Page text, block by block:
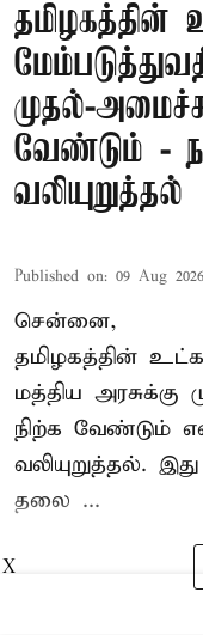
முதல்-
வேண்டும் -
வலியுறுத்தல்
Published on: 09 Aug
சென்னை,
தமிழகத்தின்
மத்திய அரசுக்கு
நிற்க வேண்டும்
வலியுறுத்தல்.
தலை ...
X